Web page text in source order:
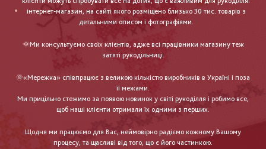
інтернет-магазин, на сайті якого розміщено близько 30 тис. товарів з
детальними описом і фотографіями.
🌞Ми консультуємо своїх клієнтів, адже всі працівники магазину теж
затяті рукодільниці.
🌞«Мережка» співпрацює з великою кількістю виробників в Україні і поза
її межами.
Ми прицільно стежимо за появою новинок у світі рукоділля і робимо все,
щоб наші клієнти отримали їх одними з перших.
Щодня ми працюємо для Вас, неймовірно радіємо кожному Вашому
процесу, та щасливі від того, що є його частинкою.